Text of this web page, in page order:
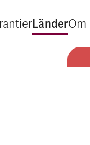
Expandera
LänderOm